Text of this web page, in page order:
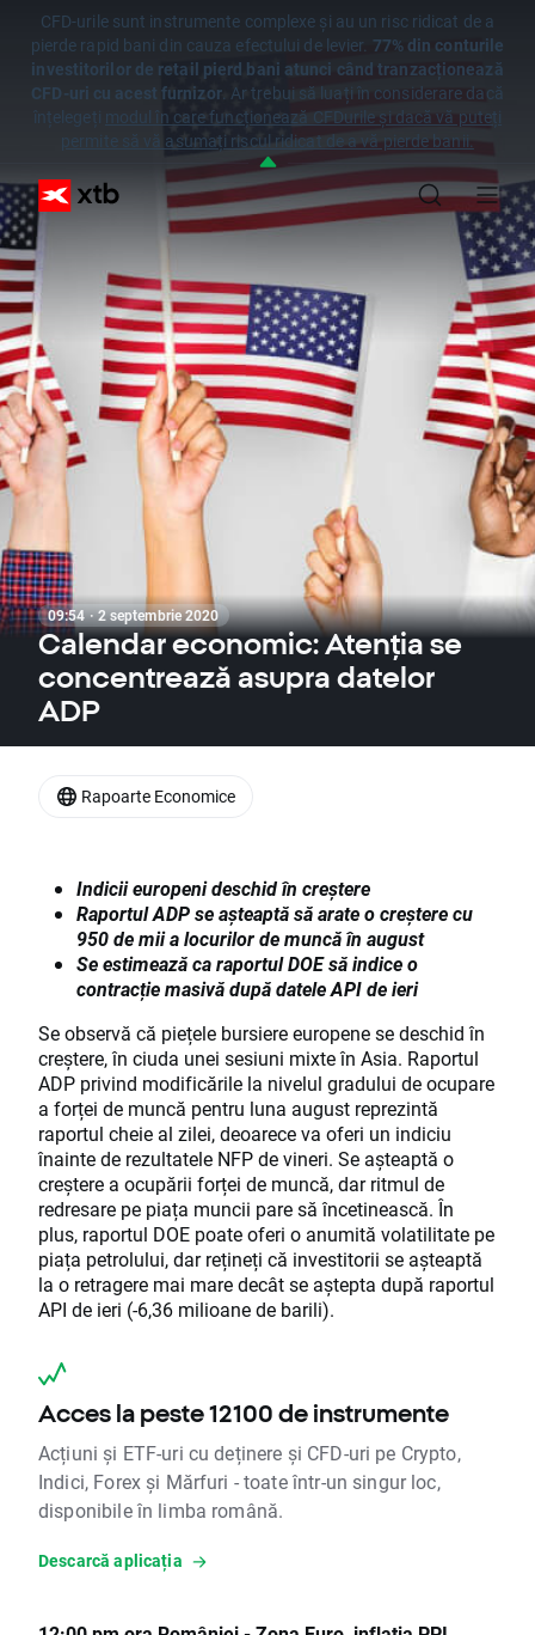
CFD-urile sunt instrumente complexe și au un risc ridicat de a
pierde rapid bani din cauza efectului de levier. 77% din conturile
investitorilor de retail pierd bani atunci când tranzacționează
CFD-uri cu acest furnizor. Ar trebui să luați în considerare dacă
înțelegeți modul în care funcționează CFDurile și dacă vă puteți
permite să vă asumați riscul ridicat de a vă pierde banii.
09:54 · 2 septembrie 2020
Calendar economic: Atenția se
concentrează asupra datelor
ADP
Indicii europeni deschid în creștere
Raportul ADP se așteaptă să arate o creștere cu
950 de mii a locurilor de muncă în august
Se estimează ca raportul DOE să indice o
contracție masivă după datele API de ieri
Se observă că piețele bursiere europene se deschid în
creștere, în ciuda unei sesiuni mixte în Asia. Raportul
ADP privind modificările la nivelul gradului de ocupare
a forței de muncă pentru luna august reprezintă
raportul cheie al zilei, deoarece va oferi un indiciu
înainte de rezultatele NFP de vineri. Se așteaptă o
creștere a ocupării forței de muncă, dar ritmul de
redresare pe piața muncii pare să încetinească. În
plus, raportul DOE poate oferi o anumită volatilitate pe
piața petrolului, dar rețineți că investitorii se așteaptă
la o retragere mai mare decât se aștepta după raportul
API de ieri (-6,36 milioane de barili).
Acces la peste 12100 de instrumente
Acțiuni și ETF-uri cu deținere și CFD-uri pe Crypto,
Indici, Forex și Mărfuri - toate într-un singur loc,
disponibile în limba română.
Descarcă aplicația
Rapoarte Economice